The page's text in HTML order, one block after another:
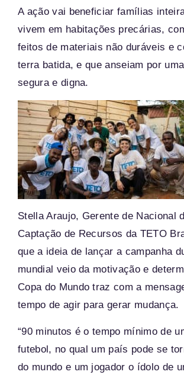
A ação vai beneficiar famílias
vivem em habitações precárias,
feitos de materiais não duráveis e
terra batida, e que anseiam por
segura e digna.
Stella Araujo, Gerente de Nacional
Captação de Recursos da TETO
que a ideia de lançar a campanha
mundial veio da motivação e
Copa do Mundo traz com a
tempo de agir para gerar mudança.
“90 minutos é o tempo mínimo de
futebol, no qual um país pode se
do mundo e um jogador o ídolo de